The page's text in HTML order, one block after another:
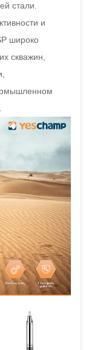
стали.
и
широко
скважин,